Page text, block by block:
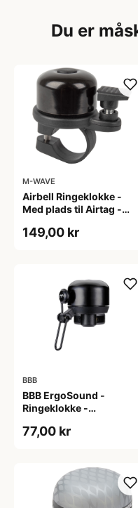
Du er
M-WAVE
Airbell Ringeklokke -
Med plads til Airtag -
149,00 kr
BBB
BBB ErgoSound -
Ringeklokke -
77,00 kr